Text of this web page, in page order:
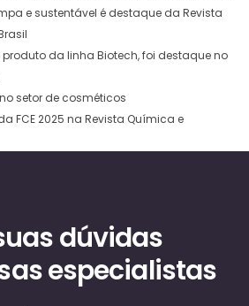
e sustentável é destaque da Revista
produto da linha Biotech, foi destaque no
setor de cosméticos
FCE 2025 na Revista Química e
dúvidas
especialistas